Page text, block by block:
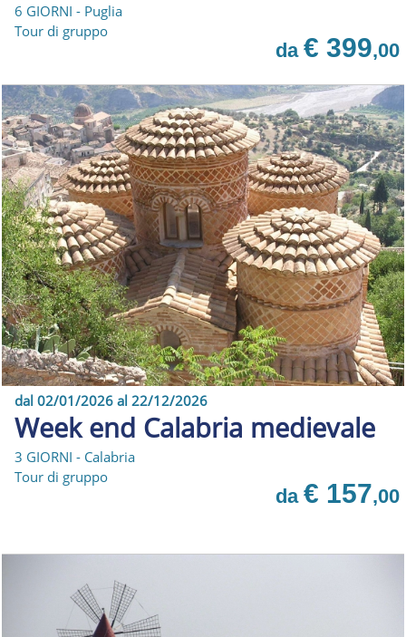
6 GIORNI - Puglia
Tour di gruppo
da € 399,00
dal 02/01/2026 al 22/12/2026
Week end Calabria medievale
3 GIORNI - Calabria
Tour di gruppo
da € 157,00